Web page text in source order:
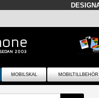
MOBILSKAL MOBILTILLBEHÖR